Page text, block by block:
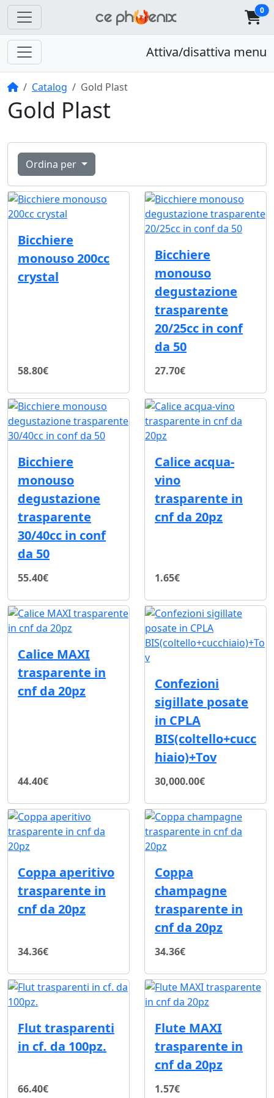
0
Attiva/disattiva menu
HomeCatalog Gold Plast
Gold Plast
Ordina per
Bicchiere
monouso 200cc
crystal
58.80€
Bicchiere
monouso
degustazione
trasparente
20/25cc in conf
da 50
27.70€
Bicchiere
monouso
degustazione
trasparente
30/40cc in conf
da 50
55.40€
Calice acqua-
vino
trasparente in
cnf da 20pz
1.65€
Calice MAXI
trasparente in
cnf da 20pz
44.40€
Confezioni
sigillate posate
in CPLA
BIS(coltello+cucc
hiaio)+Tov
30,000.00€
Coppa aperitivo
trasparente in
cnf da 20pz
34.36€
Coppa
champagne
trasparente in
cnf da 20pz
34.36€
Flut trasparenti
in cf. da 100pz.
66.40€
Flute MAXI
trasparente in
cnf da 20pz
1.57€